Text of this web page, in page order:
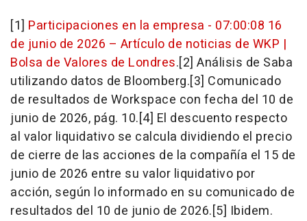
[1] Participaciones en la empresa - 07:00:08 16
de junio de 2026 – Artículo de noticias de WKP |
Bolsa de Valores de Londres.[2] Análisis de Saba
utilizando datos de Bloomberg.[3] Comunicado
de resultados de Workspace con fecha del 10 de
junio de 2026, pág. 10.[4] El descuento respecto
al valor liquidativo se calcula dividiendo el precio
de cierre de las acciones de la compañía el 15 de
junio de 2026 entre su valor liquidativo por
acción, según lo informado en su comunicado de
resultados del 10 de junio de 2026.[5] Ibidem.